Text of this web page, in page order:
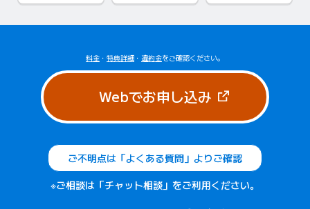
料金 ・ 特典詳細 ・ 違約金をご確認ください。
Webでお申し込み（新しいタブ
ご不明点は「よくある質問」よりご確認
※ご相談は「チャット相談」をご利用ください。